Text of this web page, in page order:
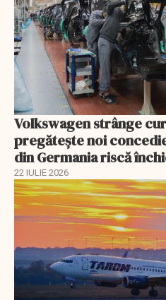
Volkswagen strânge
pregătește noi
din Germania riscă
22 IULIE 2026